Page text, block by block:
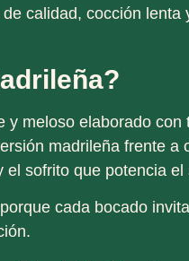
calidad, cocción lenta
y meloso elaborado con
madrileña frente a
el sofrito que potencia el
cada bocado